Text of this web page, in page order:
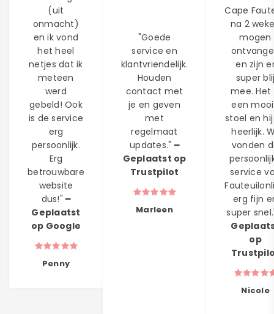
(uit
onmacht)
en ik vond
het heel
netjes dat ik
meteen
werd
gebeld! Ook
is de service
erg
persoonlijk.
Erg
betrouwbare
website
dus!" ━
Geplaatst
op Google
Penny
"Goede
service en
klantvriendelijk.
Houden
contact met
je en geven
met
regelmaat
updates." ━
Geplaatst op
Trustpilot
Marleen
Cape
na 2
mogen
en zijn
super
mee. Het
een
stoel en
heerlijk.
vonden
service
erg fijn
super
op
Nicole